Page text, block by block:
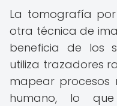
La tomografía por
otra técnica de
beneficia de los
utiliza trazadores
mapear procesos
humano, lo